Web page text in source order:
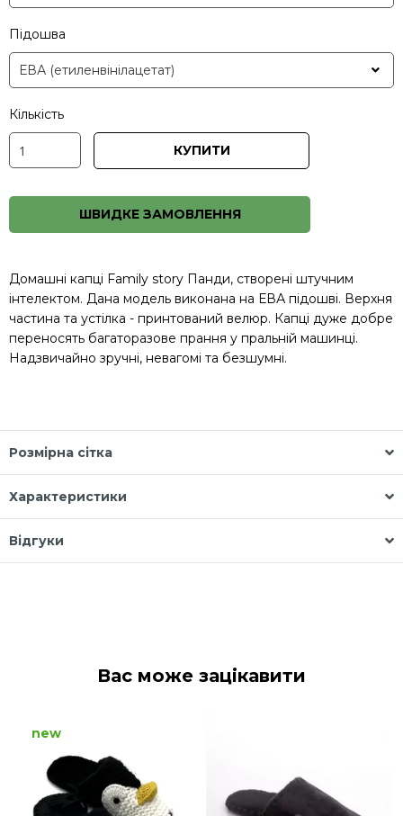
Підошва
Кількість
КУПИТИ
ШВИДКЕ ЗАМОВЛЕННЯ
Домашні капці Family story Панди, створені штучним
інтелектом. Дана модель виконана на ЕВА підошві. Верхня
частина та устілка - принтований велюр. Капці дуже добре
переносять багаторазове прання у пральній машинці.
Надзвичайно зручні, невагомі та безшумні.
Розмірна сітка
Характеристики
Відгуки
Вас може зацікавити
new